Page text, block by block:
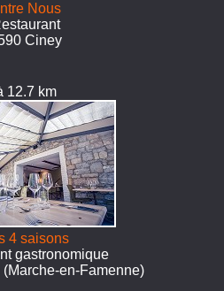
Nous
Ciney
12.7 km
4 saisons
gastronomique
en-Famenne)